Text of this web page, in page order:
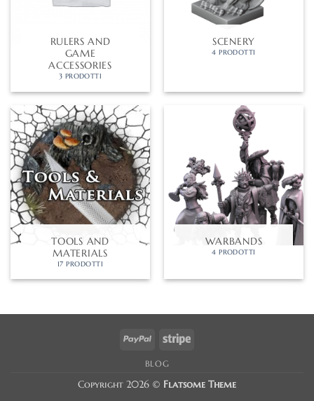
RULERS AND
GAME
ACCESSORIES
3 PRODOTTI
SCENERY
4 PRODOTTI
TOOLS AND
MATERIALS
17 PRODOTTI
WARBANDS
4 PRODOTTI
PayPal Stripe
BLOG
Copyright 2026 © Flatsome Theme